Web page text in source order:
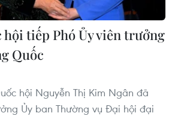
tiếp Phó Ủy viên trưởng
Quốc
hội Nguyễn Thị Kim Ngân đã
Ủy ban Thường vụ Ðại hội đại